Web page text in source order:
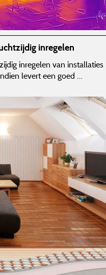
inregelen
inregelen van installaties
levert een goed …